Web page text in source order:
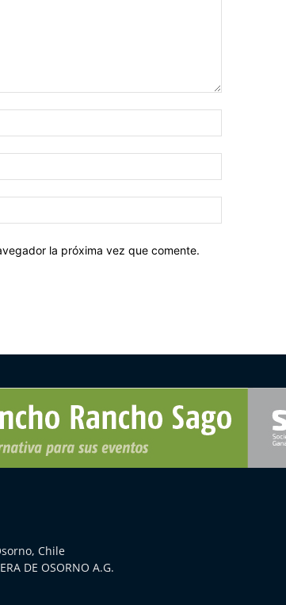
la próxima vez que comente.
Chile
DE OSORNO A.G.